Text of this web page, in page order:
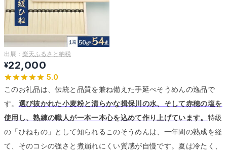
出展： 楽天ふるさと納税
¥22,000
5.0
このお礼品は、伝統と品質を兼ね備えた手延べそうめんの逸品で
す。 選び抜かれた小麦粉と清らかな揖保川の水、そして赤穂の塩を
使用し、熟練の職人が一本一本心を込めて作り上げています。 特級
の「ひねもの」として知られるこのそうめんは、一年間の熟成を経
て、そのコシの強さと煮崩れにくい質感が自慢です。 夏は冷たく、